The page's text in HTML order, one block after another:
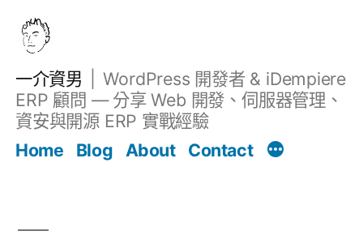
一介資男
WordPress 開發者 & iDempiere
ERP 顧問 — 分享 Web 開發、伺服器管理、
資安與開源 ERP 實戰經驗
Home
Blog About Contact
文章 Filter